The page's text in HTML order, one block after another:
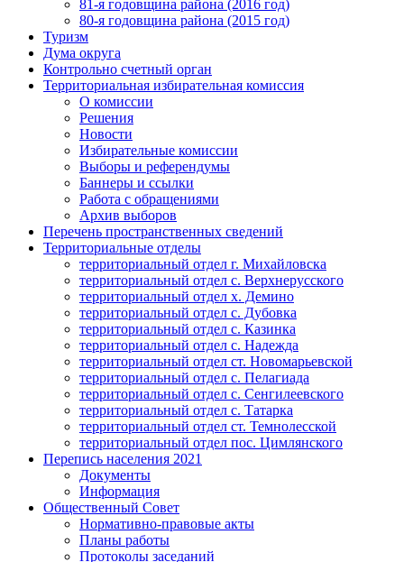
81-я годовщина района (2016 год)
80-я годовщина района (2015 год)
Туризм
Дума округа
Контрольно счетный орган
Территориальная избирательная комиссия
О комиссии
Решения
Новости
Избирательные комиссии
Выборы и референдумы
Баннеры и ссылки
Работа с обращениями
Архив выборов
Перечень пространственных сведений
Территориальные отделы
территориальный отдел г. Михайловска
территориальный отдел с. Верхнерусского
территориальный отдел х. Демино
территориальный отдел с. Дубовка
территориальный отдел с. Казинка
территориальный отдел с. Надежда
территориальный отдел ст. Новомарьевской
территориальный отдел с. Пелагиада
территориальный отдел с. Сенгилеевского
территориальный отдел с. Татарка
территориальный отдел ст. Темнолесской
территориальный отдел пос. Цимлянского
Перепись населения 2021
Документы
Информация
Общественный Совет
Нормативно-правовые акты
Планы работы
Протоколы заседаний